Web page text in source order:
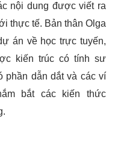
nội dung được viết ra
thực tế. Bản thân Olga
án về học trực tuyến,
kiến trúc có tính sư
phần dẫn dắt và các ví
bắt các kiến thức